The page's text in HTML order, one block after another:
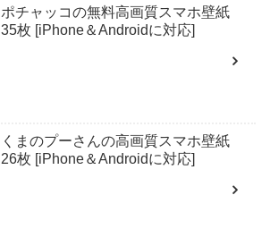
ポチャッコの無料高画質スマホ壁紙
35枚 [iPhone＆Androidに対応]
くまのプーさんの高画質スマホ壁紙
26枚 [iPhone＆Androidに対応]